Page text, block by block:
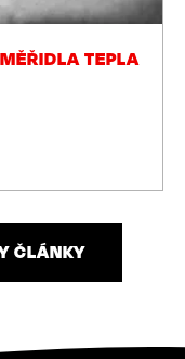
TEPLA
ČLÁNKY